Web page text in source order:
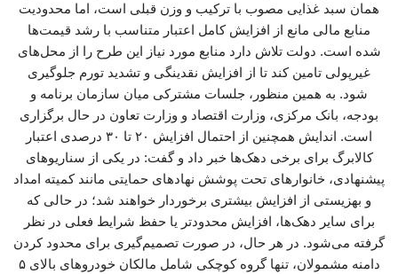
همان سبد غذایی مصوب با ترکیب و وزن قبلی است، اما محدودیت
منابع مالی مانع از افزایش کامل اعتبار متناسب با رشد قیمت‌ها
شده است. دولت تلاش دارد منابع مورد نیاز این طرح را از محل‌های
غیرپولی تامین کند تا از افزایش نقدینگی و تشدید تورم جلوگیری
شود. به همین منظور، جلسات مشترکی میان سازمان برنامه و
بودجه، بانک مرکزی، وزارت اقتصاد و وزارت تعاون در حال برگزاری
است. اندایش همچنین از احتمال افزایش ۲۰ تا ۳۰ درصدی اعتبار
کالابرگ برای برخی دهک‌ها خبر داد و گفت: در یکی از سناریوهای
پیشنهادی، خانوارهای تحت پوشش نهادهای حمایتی مانند کمیته امداد
و بهزیستی از افزایش بیشتری برخوردار خواهند شد؛ در حالی که
برای سایر دهک‌ها، افزایش محدودتر یا حفظ شرایط فعلی در نظر
گرفته می‌شود. در هر حال، در صورت تصمیم‌گیری برای محدود کردن
دامنه مشمولان، تنها گروه کوچکی شامل مالکان خودروهای بالای ۵